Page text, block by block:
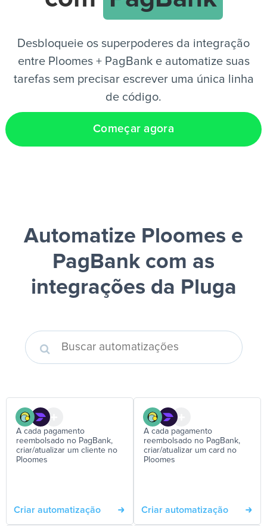
Desbloqueie os superpoderes da integração
entre Ploomes + PagBank e automatize suas
tarefas sem precisar escrever uma única linha
de código.
Começar agora
Automatize Ploomes e
PagBank com as
integrações da Pluga
A cada pagamento
reembolsado no PagBank,
criar/atualizar um cliente no
Ploomes
Criar automatização
A cada pagamento
reembolsado no PagBank,
criar/atualizar um card no
Ploomes
Criar automatização